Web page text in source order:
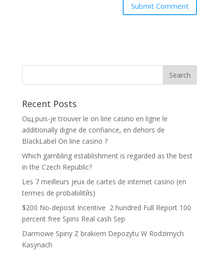
Recent Posts
Oщ puis-je trouver le on line casino en ligne le
additionally digne de confiance, en dehors de
BlackLabel On line casino ?
Which gambling establishment is regarded as the best
in the Czech Republic?
Les 7 meilleurs jeux de cartes de internet casino (en
termes de probabilitйs)
$200 No-deposit Incentive ️ 2 hundred Full Report 100
percent free Spins Real cash Sep
Darmowe Spiny Z brakiem Depozytu W Rodzimych
Kasynach